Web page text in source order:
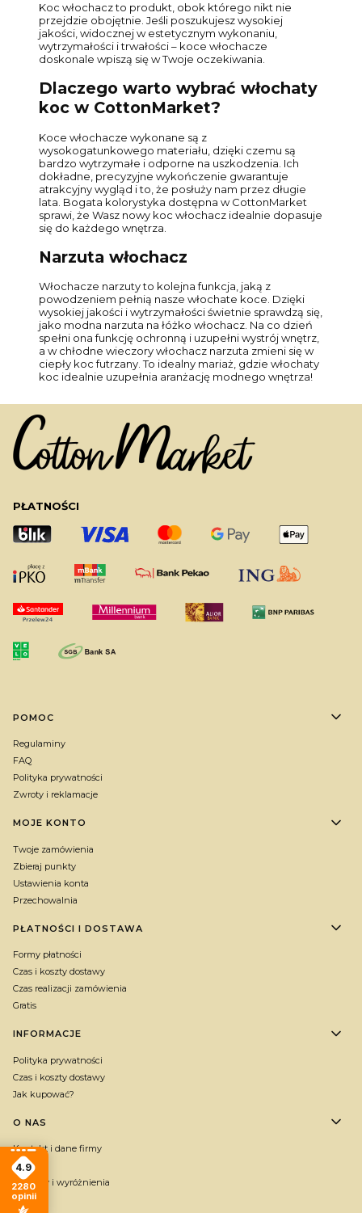
Koc włochacz to produkt, obok którego nikt nie
przejdzie obojętnie. Jeśli poszukujesz wysokiej
jakości, widocznej w estetycznym wykonaniu,
wytrzymałości i trwałości – koce włochacze
doskonale wpiszą się w Twoje oczekiwania.
Dlaczego warto wybrać włochaty
koc w CottonMarket?
Koce włochacze wykonane są z
wysokogatunkowego materiału, dzięki czemu są
bardzo wytrzymałe i odporne na uszkodzenia. Ich
dokładne, precyzyjne wykończenie gwarantuje
atrakcyjny wygląd i to, że posłuży nam przez długie
lata. Bogata kolorystyka dostępna w CottonMarket
sprawi, że Wasz nowy koc włochacz idealnie dopasuje
się do każdego wnętrza.
Narzuta włochacz
Włochacze narzuty to kolejna funkcja, jaką z
powodzeniem pełnią nasze włochate koce. Dzięki
wysokiej jakości i wytrzymałości świetnie sprawdzą się,
jako modna narzuta na łóżko włochacz. Na co dzień
spełni ona funkcję ochronną i uzupełni wystrój wnętrz,
a w chłodne wieczory włochacz narzuta zmieni się w
ciepły koc futrzany. To idealny mariaż, gdzie włochaty
koc idealnie uzupełnia aranżację modnego wnętrza!
PŁATNOŚCI
Linki w stopce
POMOC
Regulaminy
FAQ
Polityka prywatności
Zwroty i reklamacje
MOJE KONTO
Twoje zamówienia
Zbieraj punkty
Ustawienia konta
Przechowalnia
PŁATNOŚCI I DOSTAWA
Formy płatności
Czas i koszty dostawy
Czas realizacji zamówienia
Gratis
INFORMACJE
Polityka prywatności
Czas i koszty dostawy
Jak kupować?
O NAS
Kontakt i dane firmy
O firmie
Nagrody i wyróżnienia
4.9
2280
opinii